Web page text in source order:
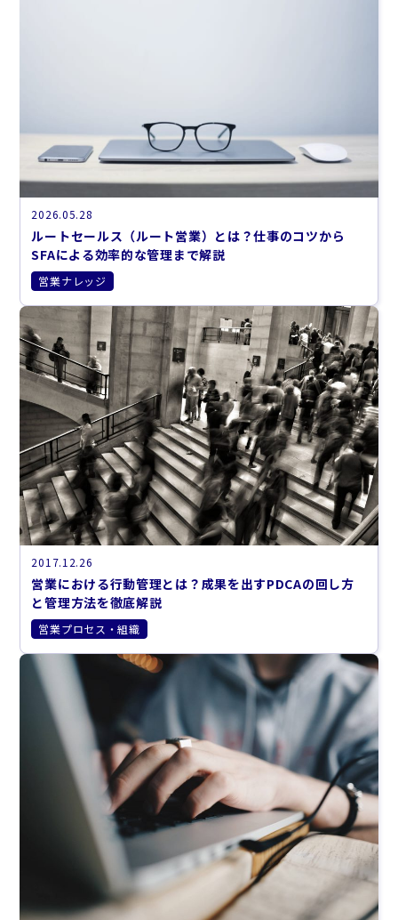
2026.05.28
ルートセールス（ルート営業）とは？仕事のコツから
SFAによる効率的な管理まで解説
営業ナレッジ
2017.12.26
営業における行動管理とは？成果を出すPDCAの回し方
と管理方法を徹底解説
営業プロセス・組織